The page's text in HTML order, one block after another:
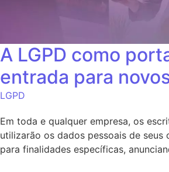
A LGPD como
entrada para
LGPD
Em toda e qualquer empresa, os
utilizarão os dados pessoais de seus
para finalidades específicas,